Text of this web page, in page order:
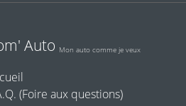
Auto Mon auto comme je veux
(Foire aux questions)